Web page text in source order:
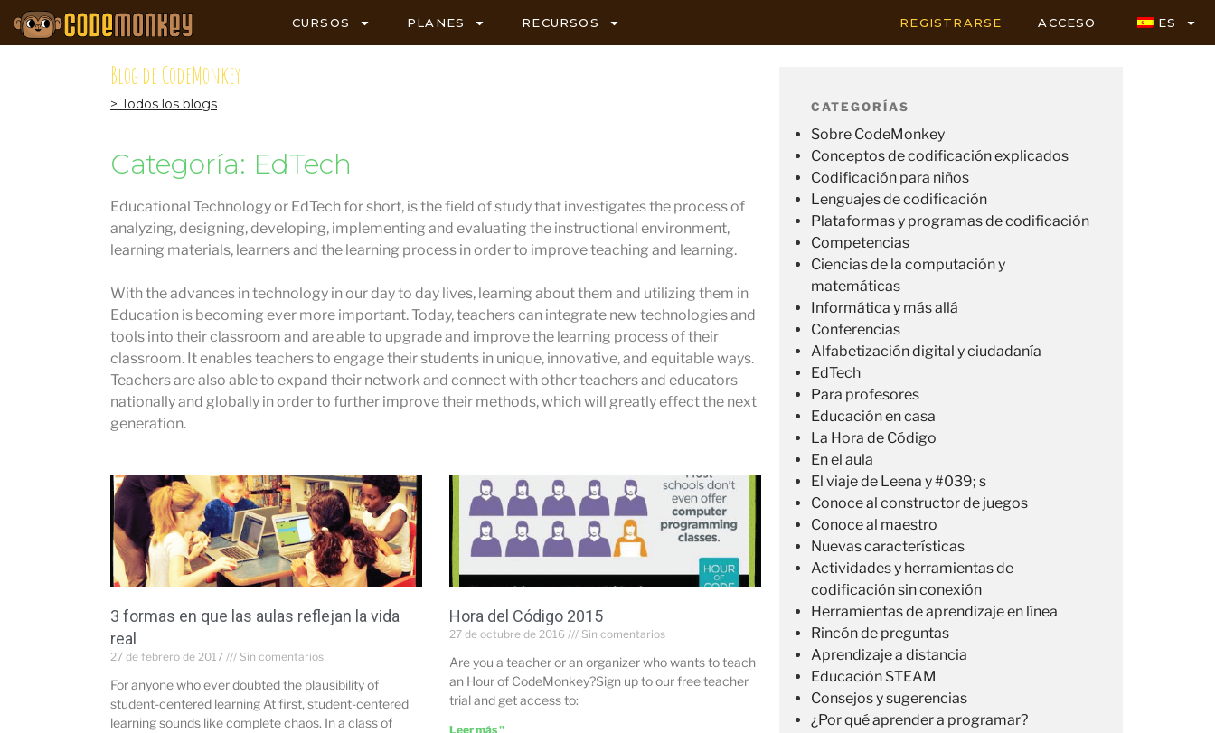
CURSOS PLANES RECURSOS REGISTRARSE ACCESO ES
Blog de CodeMonkey
> Todos los blogs
Categoría: EdTech
Educational Technology or EdTech for short, is the field of study that investigates the process of
analyzing, designing, developing, implementing and evaluating the instructional environment,
learning materials, learners and the learning process in order to improve teaching and learning.
With the advances in technology in our day to day lives, learning about them and utilizing them in
Education is becoming ever more important. Today, teachers can integrate new technologies and
tools into their classroom and are able to upgrade and improve the learning process of their
classroom. It enables teachers to engage their students in unique, innovative, and equitable ways.
Teachers are also able to expand their network and connect with other teachers and educators
nationally and globally in order to further improve their methods, which will greatly effect the next
generation.
3 formas en que las aulas reflejan la vida
real
27 de febrero de 2017 Sin comentarios
For anyone who ever doubted the plausibility of
student-centered learning At first, student-centered
learning sounds like complete chaos. In a class of
Hora del Código 2015
27 de octubre de 2016 Sin comentarios
Are you a teacher or an organizer who wants to teach
an Hour of CodeMonkey?Sign up to our free teacher
trial and get access to:
Leer más "
CATEGORÍAS
Sobre CodeMonkey
Conceptos de codificación explicados
Codificación para niños
Lenguajes de codificación
Plataformas y programas de codificación
Competencias
Ciencias de la computación y
matemáticas
Informática y más allá
Conferencias
Alfabetización digital y ciudadanía
EdTech
Para profesores
Educación en casa
La Hora de Código
En el aula
El viaje de Leena y #039; s
Conoce al constructor de juegos
Conoce al maestro
Nuevas características
Actividades y herramientas de
codificación sin conexión
Herramientas de aprendizaje en línea
Rincón de preguntas
Aprendizaje a distancia
Educación STEAM
Consejos y sugerencias
¿Por qué aprender a programar?